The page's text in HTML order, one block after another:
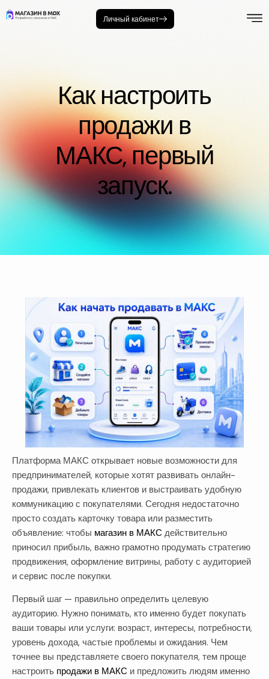
Личный кабинет
Как настроить
продажи в
МАКС, первый
запуск.
Платформа МАКС открывает новые возможности для
предпринимателей, которые хотят развивать онлайн-
продажи, привлекать клиентов и выстраивать удобную
коммуникацию с покупателями. Сегодня недостаточно
просто создать карточку товара или разместить
объявление: чтобы магазин в МАКС действительно
приносил прибыль, важно грамотно продумать стратегию
продвижения, оформление витрины, работу с аудиторией
и сервис после покупки.
Первый шаг — правильно определить целевую
аудиторию. Нужно понимать, кто именно будет покупать
ваши товары или услуги: возраст, интересы, потребности,
уровень дохода, частые проблемы и ожидания. Чем
точнее вы представляете своего покупателя, тем проще
настроить продажи в МАКС и предложить людям именно